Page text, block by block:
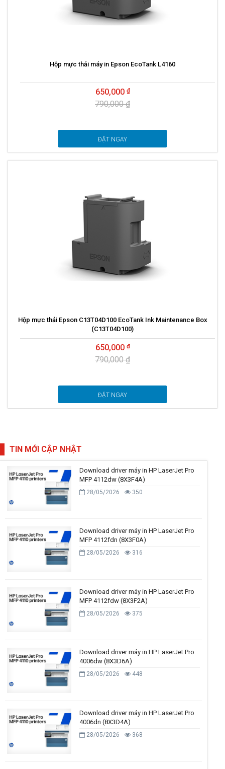
Hộp mực thải máy in Epson EcoTank L4160
650,000
790,000 ₫
ĐẶT NGAY
Hộp mực thải Epson C13T04D100 EcoTank Ink Maintenance Box
(C13T04D100)
650,000
790,000 ₫
ĐẶT NGAY
TIN MỚI CẬP NHẬT
Download driver máy in HP LaserJet Pro
MFP 4112dw (8X3F4A)
28/05/2026 350
Download driver máy in HP LaserJet Pro
MFP 4112fdn (8X3F0A)
28/05/2026 316
Download driver máy in HP LaserJet Pro
MFP 4112fdw (8X3F2A)
28/05/2026 375
Download driver máy in HP LaserJet Pro
4006dw (8X3D6A)
28/05/2026 448
Download driver máy in HP LaserJet Pro
4006dn (8X3D4A)
28/05/2026 368